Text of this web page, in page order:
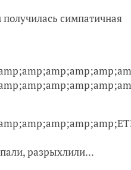
симпатичная
разрыхлили...